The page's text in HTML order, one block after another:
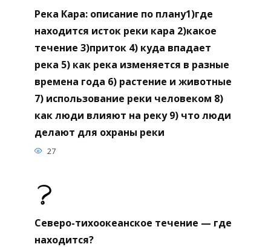
Река Кара: описание по плану1)где
находится исток реки кара 2)какое
течение 3)приток 4) куда впадает
река 5) как река изменяется в разные
времена года 6) растение и животные
7) использование реки человеком 8)
как люди влияют на реку 9) что люди
делают для охраны реки
27
Северо-тихоокеанское течение — где
находится?